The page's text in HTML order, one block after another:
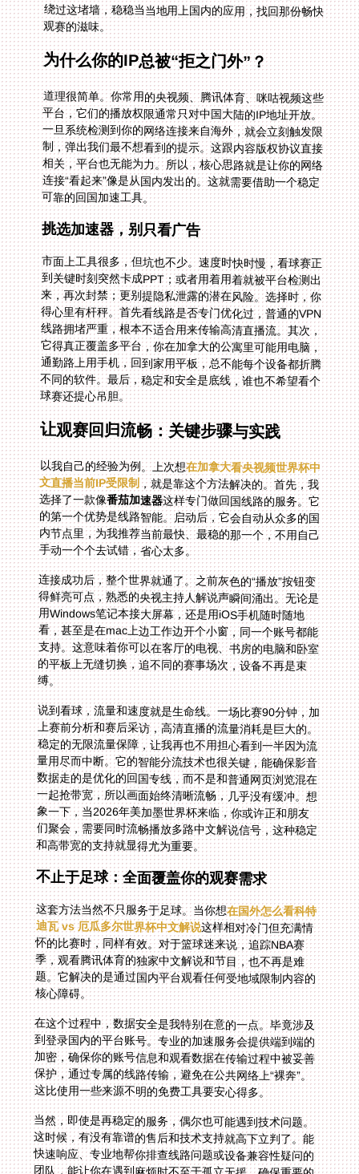
观赛的滋味。
为什么你的IP总被“拒之门外”？
道理很简单。你常用的央视频、腾讯体育、咪咕视频这些
平台，它们的播放权限通常只对中国大陆的IP地址开放。
一旦系统检测到你的网络连接来自海外，就会立刻触发限
制，弹出我们最不想看到的提示。这跟内容版权协议直接
相关，平台也无能为力。所以，核心思路就是让你的网络
连接“看起来”像是从国内发出的。这就需要借助一个稳定
可靠的回国加速工具。
挑选加速器，别只看广告
市面上工具很多，但坑也不少。速度时快时慢，看球赛正
到关键时刻突然卡成PPT；或者用着用着就被平台检测出
来，再次封禁；更别提隐私泄露的潜在风险。选择时，你
得心里有杆秤。首先看线路是否专门优化过，普通的VPN
线路拥堵严重，根本不适合用来传输高清直播流。其次，
它得真正覆盖多平台，你在加拿大的公寓里可能用电脑，
通勤路上用手机，回到家用平板，总不能每个设备都折腾
不同的软件。最后，稳定和安全是底线，谁也不希望看个
球赛还提心吊胆。
让观赛回归流畅：关键步骤与实践
以我自己的经验为例。上次想在加拿大看央视频世界杯中
文直播当前IP受限制，就是靠这个方法解决的。首先，我
选择了一款像番茄加速器这样专门做回国线路的服务。它
的第一个优势是线路智能。启动后，它会自动从众多的国
内节点里，为我推荐当前最快、最稳的那一个，不用自己
手动一个个去试错，省心太多。
连接成功后，整个世界就通了。之前灰色的“播放”按钮变
得鲜亮可点，熟悉的央视主持人解说声瞬间涌出。无论是
用Windows笔记本接大屏幕，还是用iOS手机随时随地
看，甚至是在mac上边工作边开个小窗，同一个账号都能
支持。这意味着你可以在客厅的电视、书房的电脑和卧室
的平板上无缝切换，追不同的赛事场次，设备不再是束
缚。
说到看球，流量和速度就是生命线。一场比赛90分钟，加
上赛前分析和赛后采访，高清直播的流量消耗是巨大的。
稳定的无限流量保障，让我再也不用担心看到一半因为流
量用尽而中断。它的智能分流技术也很关键，能确保影音
数据走的是优化的回国专线，而不是和普通网页浏览混在
一起抢带宽，所以画面始终清晰流畅，几乎没有缓冲。想
象一下，当2026年美加墨世界杯来临，你或许正和朋友
们聚会，需要同时流畅播放多路中文解说信号，这种稳定
和高带宽的支持就显得尤为重要。
不止于足球：全面覆盖你的观赛需求
这套方法当然不只服务于足球。当你想在国外怎么看科特
迪瓦 vs 厄瓜多尔世界杯中文解说这样相对冷门但充满情
怀的比赛时，同样有效。对于篮球迷来说，追踪NBA赛
季，观看腾讯体育的独家中文解说和节目，也不再是难
题。它解决的是通过国内平台观看任何受地域限制内容的
核心障碍。
在这个过程中，数据安全是我特别在意的一点。毕竟涉及
到登录国内的平台账号。专业的加速服务会提供端到端的
加密，确保你的账号信息和观看数据在传输过程中被妥善
保护，通过专属的线路传输，避免在公共网络上“裸奔”。
这比使用一些来源不明的免费工具要安心得多。
当然，即使是再稳定的服务，偶尔也可能遇到技术问题。
这时候，有没有靠谱的售后和技术支持就高下立判了。能
快速响应、专业地帮你排查线路问题或设备兼容性疑问的
团队，能让你在遇到麻烦时不至于孤立无援，确保重要的